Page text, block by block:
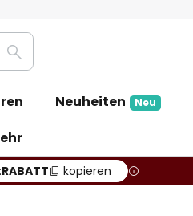
Suche
Neuheiten Neu
RABATT kopieren